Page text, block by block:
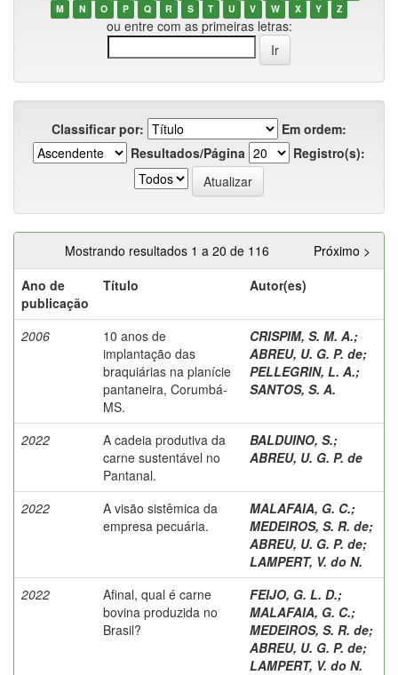
M
N O P Q R S T U V W X Y Z
ou entre com as primeiras letras:
Classificar por:
Em ordem:
Resultados/Página
Registro(s):
Mostrando resultados 1 a 20 de 116
Próximo >
Ano de
publicação
Título Autor(es)
2006
10 anos de
implantação das
braquiárias na planície
pantaneira, Corumbá-
MS.
CRISPIM, S. M. A.;
ABREU, U. G. P. de;
PELLEGRIN, L. A.;
SANTOS, S. A.
2022
A cadeia produtiva da
carne sustentável no
Pantanal.
BALDUINO, S.;
ABREU, U. G. P. de
2022
A visão sistêmica da
empresa pecuária.
MALAFAIA, G. C.;
MEDEIROS, S. R. de;
ABREU, U. G. P. de;
LAMPERT, V. do N.
2022
Afinal, qual é carne
bovina produzida no
Brasil?
FEIJO, G. L. D.;
MALAFAIA, G. C.;
MEDEIROS, S. R. de;
ABREU, U. G. P. de;
LAMPERT, V. do N.